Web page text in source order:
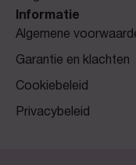
Informatie
Algemene
Garantie en klachten
Cookiebeleid
Privacybeleid